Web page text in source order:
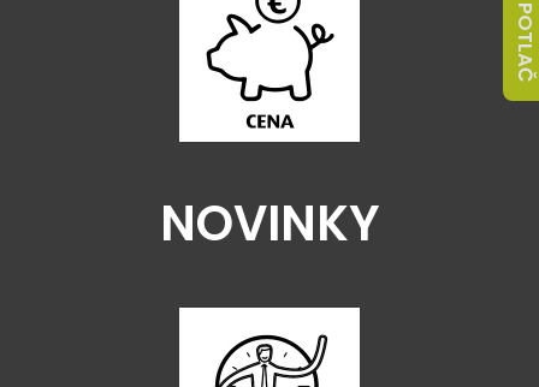
NOVINKY
POTLAČ